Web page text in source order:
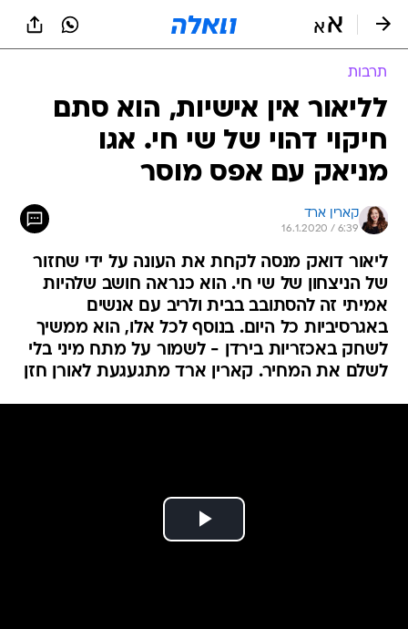
תרבות
לליאור אין אישיות, הוא סתם
חיקוי דהוי של שי חי. אגו
מניאק עם אפס מוסר
קארין ארד
16.1.2020 / 6:39
ליאור דואק מנסה לקחת את העונה על ידי שחזור
של הניצחון של שי חי. הוא כנראה חושב שלהיות
אמיתי זה להסתובב בבית ולריב עם אנשים
באגרסיביות כל היום. בנוסף לכל אלו, הוא ממשיך
לשחק באכזריות בירדן - לשמור על מתח מיני בלי
לשלם את המחיר. קארין ארד מתגעגעת לאורן חזן